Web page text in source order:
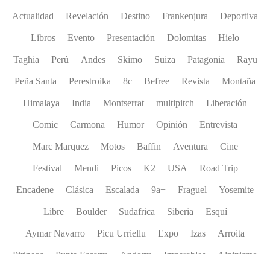
Actualidad Revelación Destino Frankenjura Deportiva
Libros Evento Presentación Dolomitas Hielo
Taghia Perú Andes Skimo Suiza Patagonia Rayu
Peña Santa Perestroika 8c Befree Revista Montaña
Himalaya India Montserrat multipitch Liberación
Comic Carmona Humor Opinión Entrevista
Marc Marquez Motos Baffin Aventura Cine
Festival Mendi Picos K2 USA Road Trip
Encadene Clásica Escalada 9a+ Fraguel Yosemite
Libre Boulder Sudafrica Siberia Esquí
Aymar Navarro Picu Urriellu Expo Izas Arroita